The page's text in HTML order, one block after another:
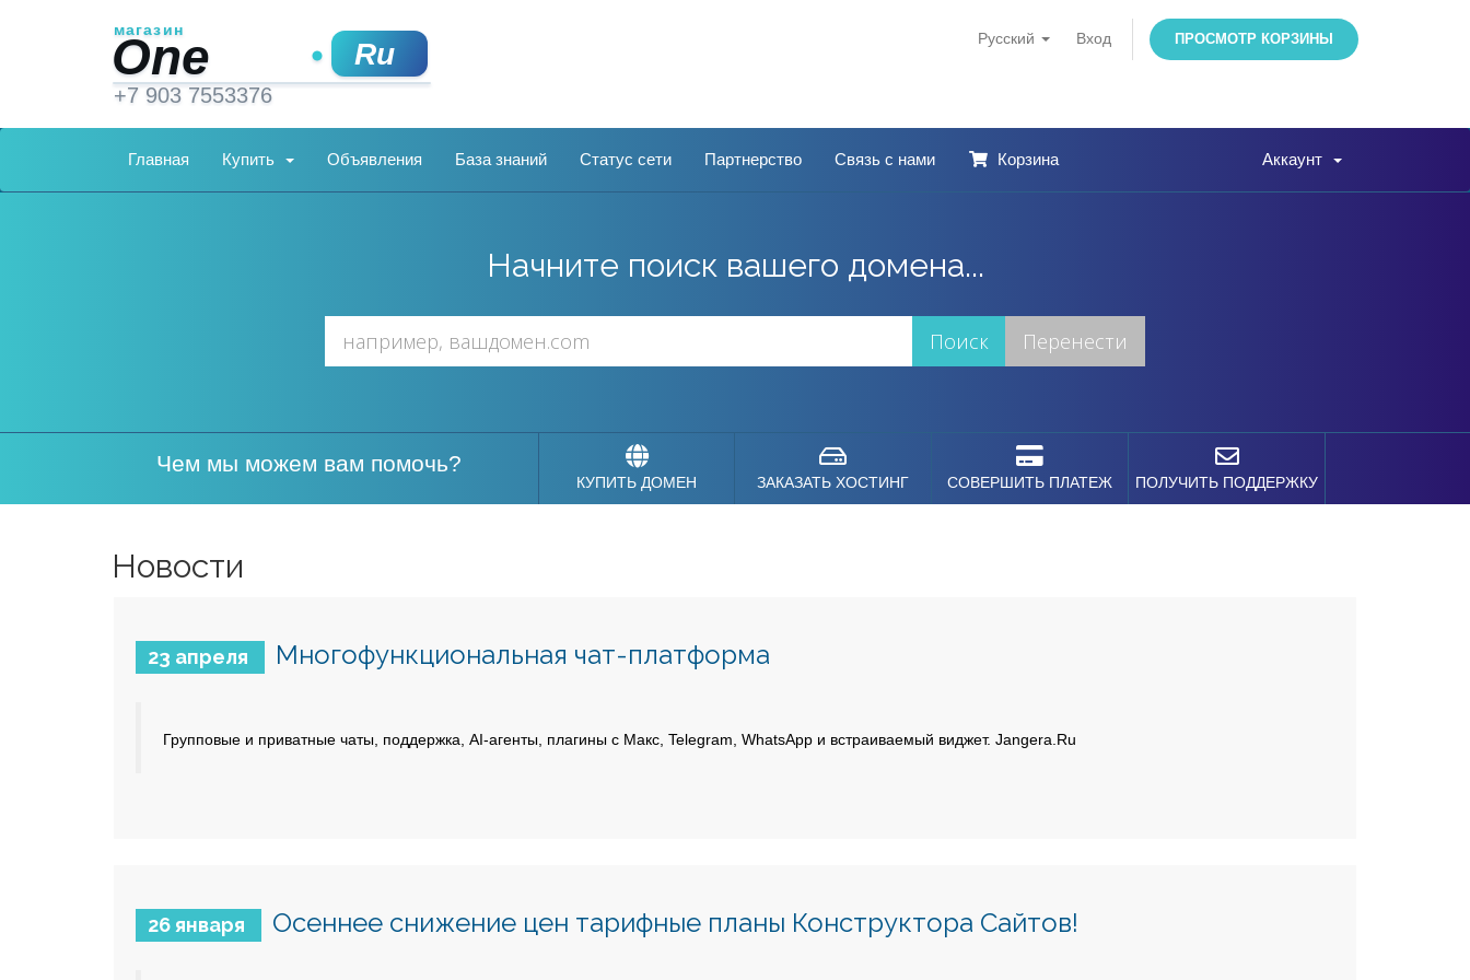
Русский Вход ПРОСМОТР КОРЗИНЫ
Главная Купить Объявления База знаний Статус сети Партнерство Связь с нами Корзина Аккаунт
Начните поиск вашего домена...
Чем мы можем вам помочь?
КУПИТЬ ДОМЕН ЗАКАЗАТЬ ХОСТИНГ СОВЕРШИТЬ ПЛАТЕЖ ПОЛУЧИТЬ ПОДДЕРЖКУ
Новости
23 апреля Многофункциональная чат-платформа
Групповые и приватные чаты, поддержка, AI-агенты, плагины с Макс, Telegram, WhatsApp и встраиваемый виджет. Jangera.Ru
26 января Осеннее снижение цен тарифные планы Конструктора Сайтов!